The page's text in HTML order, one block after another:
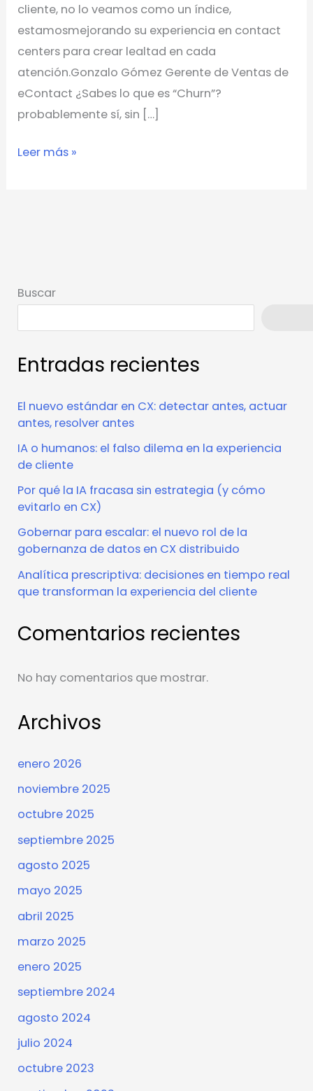
cliente, no lo veamos como un índice,
estamosmejorando su experiencia en contact
centers para crear lealtad en cada
atención.Gonzalo Gómez Gerente de Ventas de
eContact ¿Sabes lo que es “Churn”?
probablemente sí, sin […]
Leer más »
Buscar
Entradas recientes
El nuevo estándar en CX: detectar antes, actuar
antes, resolver antes
IA o humanos: el falso dilema en la experiencia
de cliente
Por qué la IA fracasa sin estrategia (y cómo
evitarlo en CX)
Gobernar para escalar: el nuevo rol de la
gobernanza de datos en CX distribuido
Analítica prescriptiva: decisiones en tiempo real
que transforman la experiencia del cliente
Comentarios recientes
No hay comentarios que mostrar.
Archivos
enero 2026
noviembre 2025
octubre 2025
septiembre 2025
agosto 2025
mayo 2025
abril 2025
marzo 2025
enero 2025
septiembre 2024
agosto 2024
julio 2024
octubre 2023